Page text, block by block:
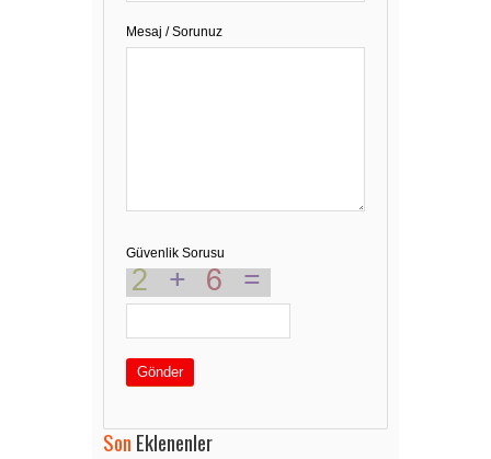
Mesaj / Sorunuz
Güvenlik Sorusu
Gönder
Son Eklenenler